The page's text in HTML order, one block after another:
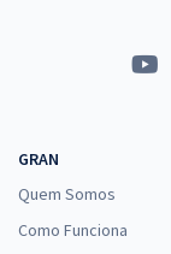
GRAN
Quem Somos
Como Funciona